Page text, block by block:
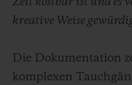
kreative Weise
Die Dokumentation
komplexen